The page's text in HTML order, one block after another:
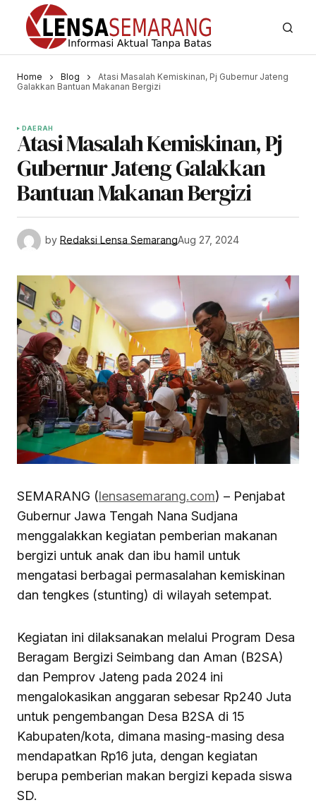
Home Blog
Atasi Masalah Kemiskinan, Pj Gubernur Jateng
Galakkan Bantuan Makanan Bergizi
DAERAH
Atasi Masalah Kemiskinan, Pj
Gubernur Jateng Galakkan
Bantuan Makanan Bergizi
by Redaksi Lensa SemarangAug 27, 2024
SEMARANG (lensasemarang.com) – Penjabat
Gubernur Jawa Tengah Nana Sudjana
menggalakkan kegiatan pemberian makanan
bergizi untuk anak dan ibu hamil untuk
mengatasi berbagai permasalahan kemiskinan
dan tengkes (stunting) di wilayah setempat.
Kegiatan ini dilaksanakan melalui Program Desa
Beragam Bergizi Seimbang dan Aman (B2SA)
dan Pemprov Jateng pada 2024 ini
mengalokasikan anggaran sebesar Rp240 Juta
untuk pengembangan Desa B2SA di 15
Kabupaten/kota, dimana masing-masing desa
mendapatkan Rp16 juta, dengan kegiatan
berupa pemberian makan bergizi kepada siswa
SD.